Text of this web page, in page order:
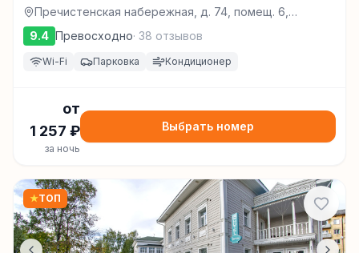
Пречистенская набережная, д. 74, помещ. 6,
Вологда
9.4 Превосходно· 38 отзывов
Wi-Fi Парковка Кондиционер
от
1 257 ₽
за ночь
Выбрать номер
★ТОП